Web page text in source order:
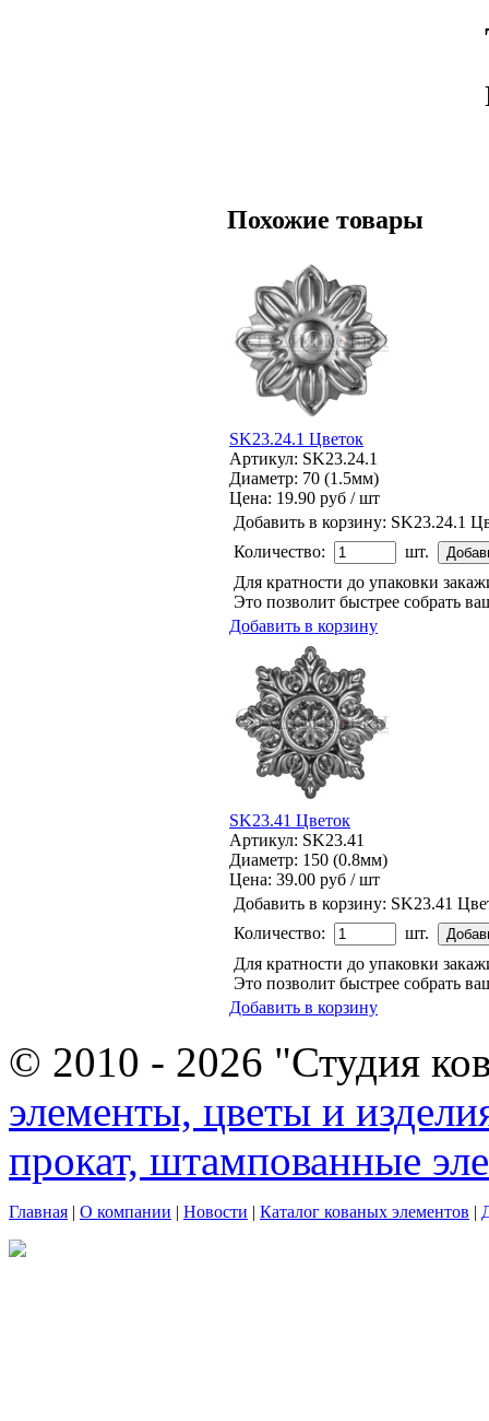
Похожие товары
SK23.24.1 Цветок
Артикул: SK23.24.1
Диаметр: 70 (1.5мм)
Цена: 19.90 руб / шт
Добавить в корзину: SK23.24.1
Количество:
шт.
Для кратности до упаковки
Это позволит быстрее собрать
Добавить в корзину
SK23.41 Цветок
Артикул: SK23.41
Диаметр: 150 (0.8мм)
Цена: 39.00 руб / шт
Добавить в корзину: SK23.41
Количество:
шт.
Для кратности до упаковки
Это позволит быстрее собрать
Добавить в корзину
© 2010 - 2026 "Студия
элементы, цветы и
прокат, штампованные
Главная | О компании | Новости | Каталог кованых элементов |